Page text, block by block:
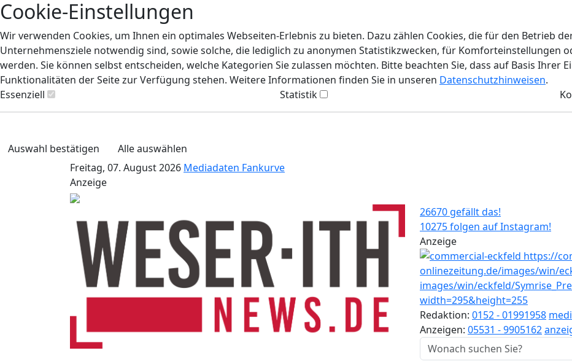
Cookie-Einstellungen
Wir verwenden Cookies, um Ihnen ein optimales Webseiten-Erlebnis zu bieten. Dazu zählen Cookies, die für den Betrieb
Unternehmensziele notwendig sind, sowie solche, die lediglich zu anonymen Statistikzwecken, für Komforteinstellungen
werden. Sie können selbst entscheiden, welche Kategorien Sie zulassen möchten. Bitte beachten Sie, dass auf Basis Ihrer
Funktionalitäten der Seite zur Verfügung stehen. Weitere Informationen finden Sie in unseren Datenschutzhinweisen.
Essenziell
Statistik
Auswahl bestätigen
Alle auswählen
Freitag, 07. August 2026 Mediadaten Fankurve
Anzeige
26670 gefällt das!
10275 folgen auf Instagram!
Anzeige
Redaktion: 0152 - 01991958
Anzeigen: 05531 - 9905162